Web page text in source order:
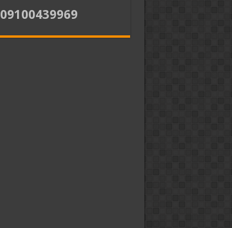
09100439969